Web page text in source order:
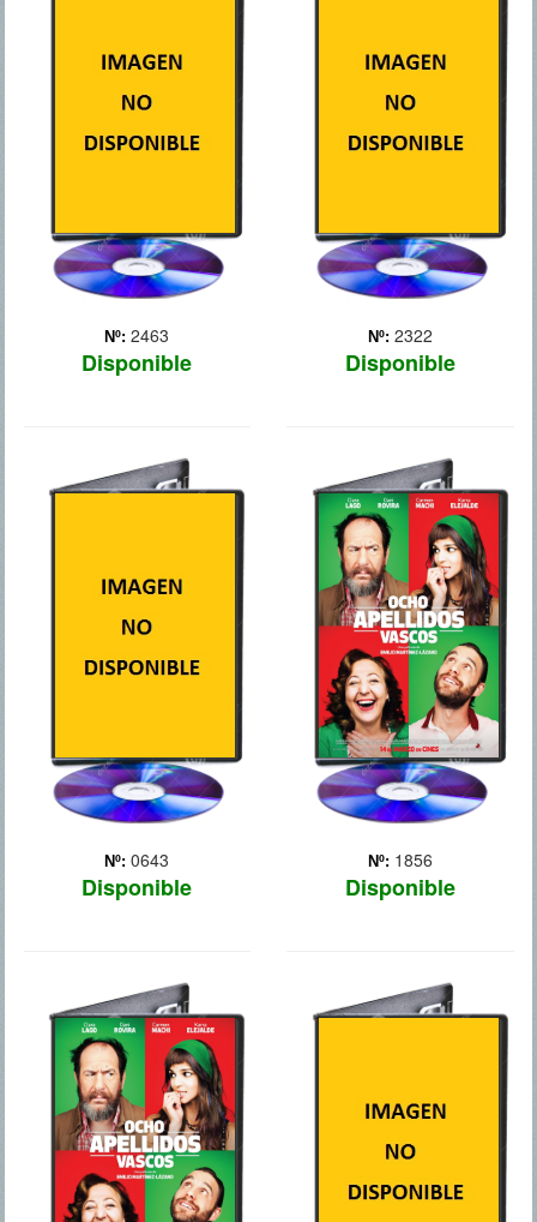
Nº: 2463
Disponible
Ruth (Inma Cuesta), una
joven investigadora en una
sucesivas bodas de sus ex,
de los que fueron sus
`hombres de su vida`, sin
que ella consiga encontrar
Nº: 2322
Disponible
Guerras médicas (500-479
Temistocles lucha por
conseguir la unidad de las
polis griegas. Él dirige las
tropas griegas que se
Nº: 0643
Disponible
Un corresponsal de guerra
norteamericano, el cámara
nativo georgiano se ven
envueltos en el fuego
cruzado durante el conflicto
bélico entre Rusia y
Nº: 1856
Disponible
8 APELLIDOS
VASCOS
Rafa (Dani Rovira) es un
joven señorito andaluz que
no ha tenido que salir
jamás de su Sevilla natal
para conseguir lo único
que le importa en la vida: el
fino, la gomina, el Betis y
las muj... Más
8 APELLIDOS
VASCOS
Rafa (Dani Rovira) es un
joven señorito andaluz que
no ha tenido que salir
jamás de su Sevilla natal
para conseguir lo único
que le importa en la vida: el
fino, la gomina, el Betis y
las muj... Más
Las andanzas de un grupo
de élite de combate Navy
consiste en rescatar a un
agente secreto de la CIA.